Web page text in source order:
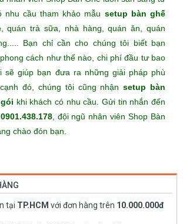
nhu cầu tham khảo mẫu setup bàn ghế
, quán trà sữa, nhà hàng, quán ăn, quán
Bạn chỉ cần cho chúng tôi biết bạn
cách như thế nào, chi phí đầu tư bao
sẽ giúp bạn đưa ra những giải pháp phù
đó, chúng tôi cũng nhậnsetup bàn
khi khách có nhu cầu. Gửi tin nhắn đến
0901.438.178, đội ngũ nhân viên Shop Bàn
chào đón bạn.
tại TP.HCM với đơn hàng trên 10.000.000đ